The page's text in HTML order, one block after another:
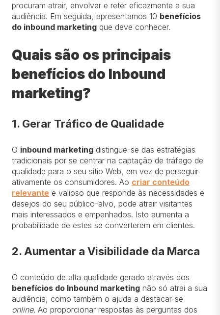
procuram atrair, envolver e reter eficazmente a sua
audiência. Em seguida, apresentamos 10 benefícios
do inbound marketing que deve conhecer.
Quais são os principais
benefícios do Inbound
marketing?
1. Gerar Tráfico de Qualidade
O inbound marketing distingue-se das estratégias
tradicionais por se centrar na captação de tráfego de
qualidade para o seu sítio Web, em vez de perseguir
ativamente os consumidores. Ao criar conteúdo
relevante e valioso que responde às necessidades e
desejos do seu público-alvo, pode atrair visitantes
mais interessados e empenhados. Isto aumenta a
probabilidade de estes se converterem em clientes.
2. Aumentar a Visibilidade da Marca
O conteúdo de alta qualidade gerado através dos
benefícios do Inbound marketing não só atrai a sua
audiência, como também o ajuda a destacar-se
online. Ao proporcionar respostas às perguntas dos